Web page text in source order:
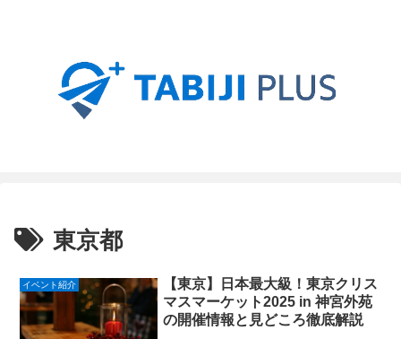
東京都
イベント紹介
【東京】日本最大級！東京クリス
マスマーケット2025 in 神宮外苑
の開催情報と見どころ徹底解説